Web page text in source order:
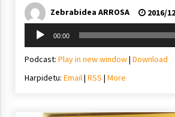
2021/11/12
Zebrabidea ARROSA
2016/
Soinu
erreproduzigailua
00:00
Podcast: Play in new window| Download
Harpidetu: Email| RSS | More